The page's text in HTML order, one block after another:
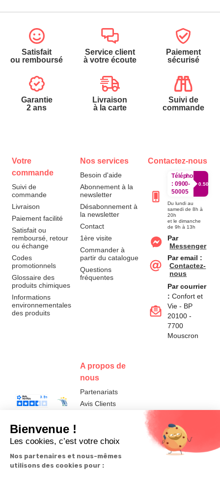
Satisfait
ou remboursé
Service client
à votre écoute
Paiement
sécurisé
Garantie
2 ans
Livraison
à la carte
Suivi de
commande
Votre
commande
Suivi de
commande
Livraison
Paiement facilité
Satisfait ou
remboursé, retour
ou échange
Codes
promotionnels
Glossaire des
produits chimiques
Informations
environnementales
des produits
Nos services
Besoin d'aide
Abonnement à la
newsletter
Désabonnement à
la newsletter
Contact
1ère visite
Commander à
partir du catalogue
Questions
fréquentes
A propos de
nous
Partenariats
Avis Clients
Contactez-nous
Téléphone
: 0900-
50005
0.50€/
Du lundi au
samedi de 8h à
20h
et le dimanche
de 9h à 13h
Par
Messenger
Par email :
Contactez-
nous
Par courrier
: Confort et
Vie - BP
20100 -
7700
Mouscron
Données
personnelles et
Paramétrer
les cookies
légales
Conditions
générales de